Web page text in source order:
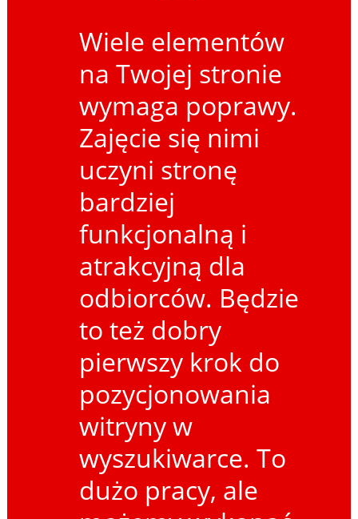
Wiele elementów
na Twojej stronie
wymaga poprawy.
Zajęcie się nimi
uczyni stronę
bardziej
funkcjonalną i
atrakcyjną dla
odbiorców. Będzie
to też dobry
pierwszy krok do
pozycjonowania
witryny w
wyszukiwarce. To
dużo pracy, ale